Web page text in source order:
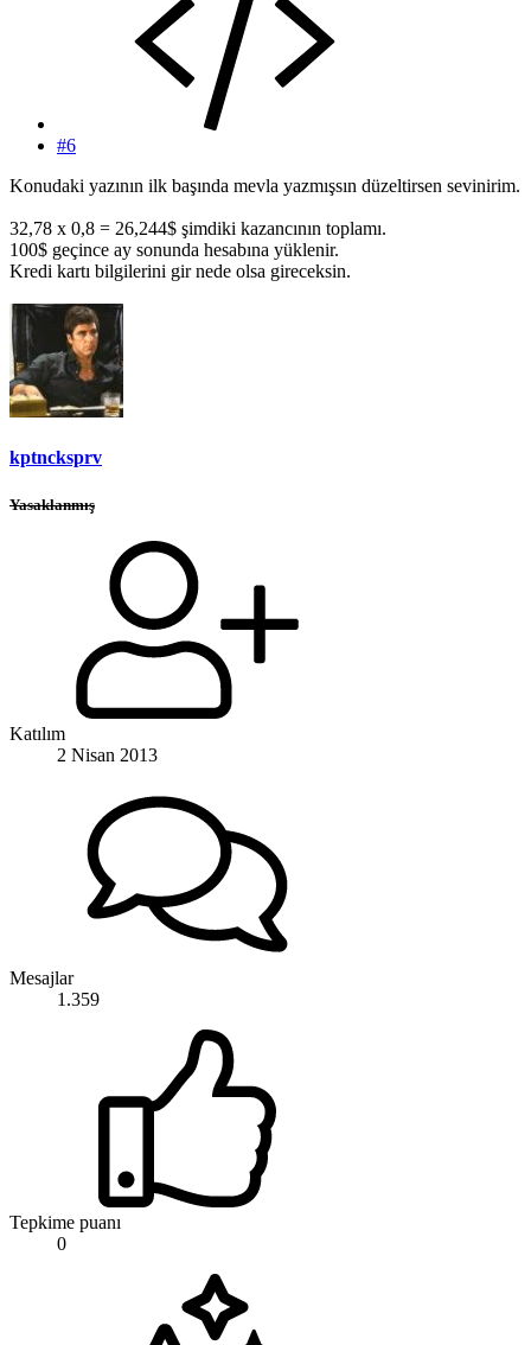
#6
Konudaki yazının ilk başında mevla yazmışsın düzeltirsen sevinirim.
32,78 x 0,8 = 26,244$ şimdiki kazancının toplamı.
100$ geçince ay sonunda hesabına yüklenir.
Kredi kartı bilgilerini gir nede olsa gireceksin.
kptncksprv
Yasaklanmış
Katılım
2 Nisan 2013
Mesajlar
1.359
Tepkime puanı
0